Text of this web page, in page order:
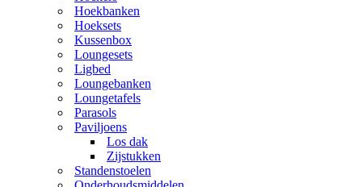
Hoekbanken
Hoeksets
Kussenbox
Loungesets
Ligbed
Loungebanken
Loungetafels
Parasols
Paviljoens
Los dak
Zijstukken
Standenstoelen